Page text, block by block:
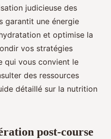
judicieuse des
garantit une énergie
et optimise la
vos stratégies
qui vous convient le
des ressources
détaillé sur la nutrition
post-course